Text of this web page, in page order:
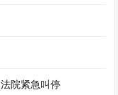
院紧急叫停